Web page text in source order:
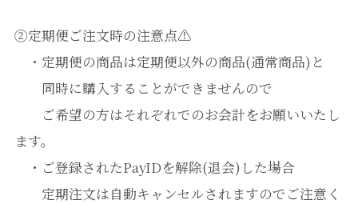
②定期便ご注文時の注意点⚠
・定期便の商品は定期便以外の商品(通常商品)と
同時に購入することができませんので
ご希望の方はそれぞれでのお会計をお願いいたし
ます。
・ご登録されたPayIDを解除(退会)した場合
定期注文は自動キャンセルされますのでご注意く